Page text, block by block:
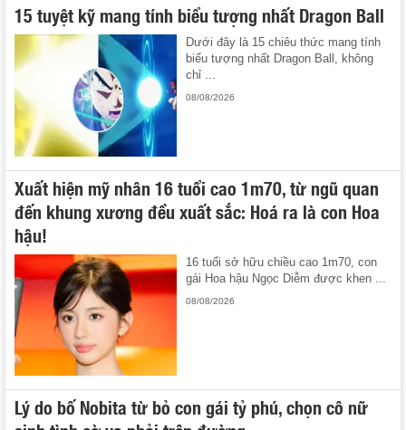
15 tuyệt kỹ mang tính biểu tượng nhất Dragon Ball
Dưới đây là 15 chiêu thức mang tính
biểu tượng nhất Dragon Ball, không
chỉ ...
08/08/2026
Xuất hiện mỹ nhân 16 tuổi cao 1m70, từ ngũ quan
đến khung xương đều xuất sắc: Hoá ra là con Hoa
hậu!
16 tuổi sở hữu chiều cao 1m70, con
gái Hoa hậu Ngọc Diễm được khen ...
08/08/2026
Lý do bố Nobita từ bỏ con gái tỷ phú, chọn cô nữ